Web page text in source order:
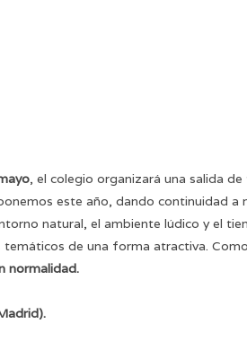
, el colegio organizará una salida
este año, dando continuidad a
natural, el ambiente lúdico y el
de una forma atractiva.
normalidad.